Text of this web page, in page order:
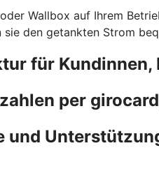
Wallbox auf Ihrem
sie den getankten Strom
für Kundinnen,
per
und